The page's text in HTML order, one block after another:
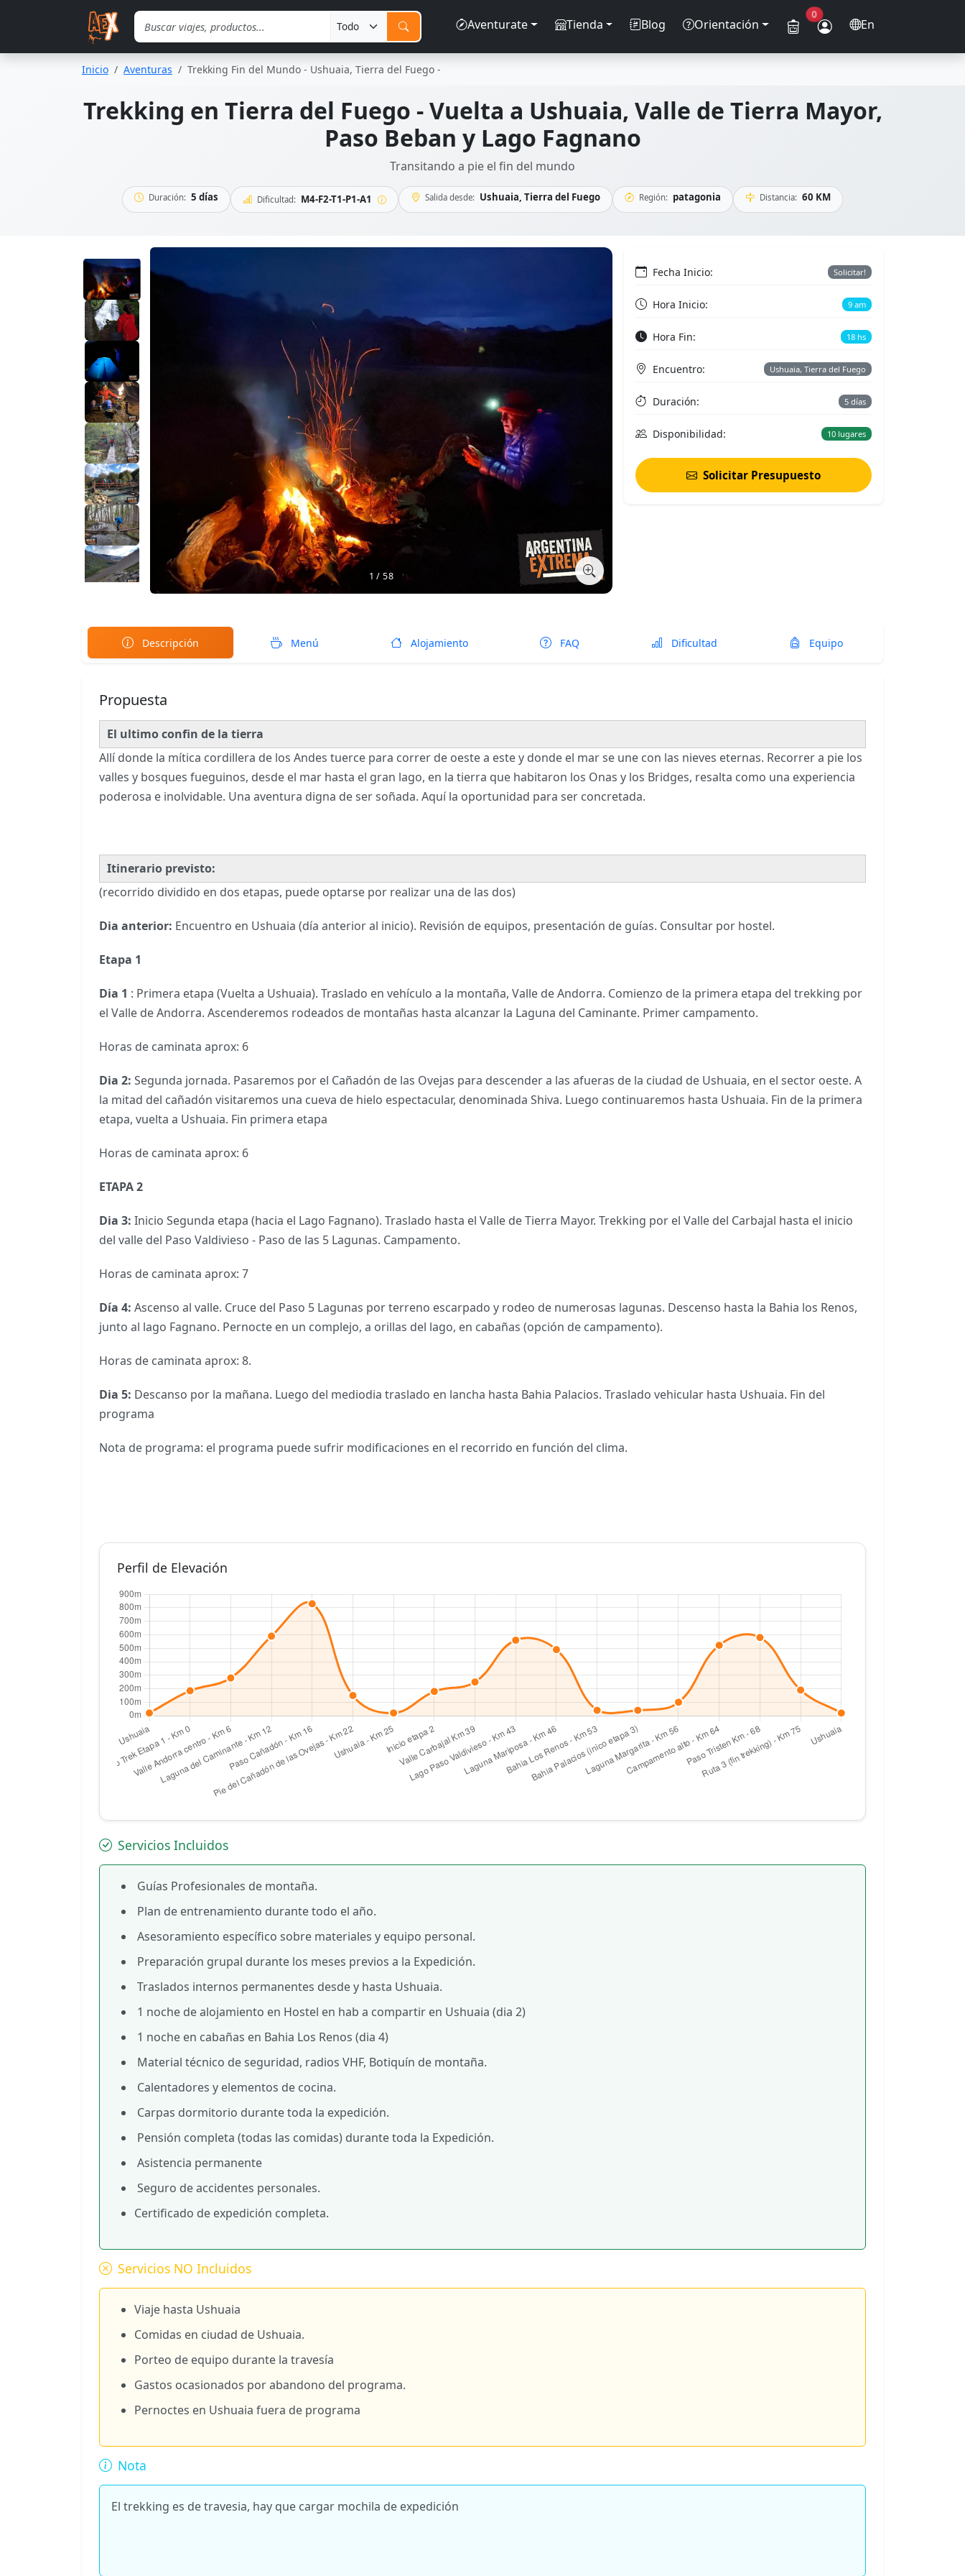
Saltar al contenido principal
Aventurate
Tienda Blog Orientación
0
En
Inicio Aventuras Trekking Fin del Mundo - Ushuaia, Tierra del Fuego -
Trekking en Tierra del Fuego - Vuelta a Ushuaia, Valle de Tierra Mayor,
Paso Beban y Lago Fagnano
Transitando a pie el fin del mundo
Duración: 5 días Dificultad: M4-F2-T1-P1-A1 Salida desde: Ushuaia, Tierra del Fuego Región: patagonia Distancia: 60 KM
1 / 58
Fecha Inicio: Solicitar!
Hora Inicio: 9 am
Hora Fin: 18 hs
Encuentro: Ushuaia, Tierra del Fuego
Duración: 5 días
Disponibilidad: 10 lugares
Solicitar Presupuesto
Descripción Menú Alojamiento FAQ Dificultad Equipo
Propuesta
El ultimo confin de la tierra
Allí donde la mítica cordillera de los Andes tuerce para correr de oeste a este y donde el mar se une con las nieves eternas. Recorrer a pie los
valles y bosques fueguinos, desde el mar hasta el gran lago, en la tierra que habitaron los Onas y los Bridges, resalta como una experiencia
poderosa e inolvidable. Una aventura digna de ser soñada. Aquí la oportunidad para ser concretada.
Itinerario previsto:
(recorrido dividido en dos etapas, puede optarse por realizar una de las dos)
Dia anterior: Encuentro en Ushuaia (día anterior al inicio). Revisión de equipos, presentación de guías. Consultar por hostel.
Etapa 1
Dia 1 : Primera etapa (Vuelta a Ushuaia). Traslado en vehículo a la montaña, Valle de Andorra. Comienzo de la primera etapa del trekking por
el Valle de Andorra. Ascenderemos rodeados de montañas hasta alcanzar la Laguna del Caminante. Primer campamento.
Horas de caminata aprox: 6
Dia 2: Segunda jornada. Pasaremos por el Cañadón de las Ovejas para descender a las afueras de la ciudad de Ushuaia, en el sector oeste. A
la mitad del cañadón visitaremos una cueva de hielo espectacular, denominada Shiva. Luego continuaremos hasta Ushuaia. Fin de la primera
etapa, vuelta a Ushuaia. Fin primera etapa
Horas de caminata aprox: 6
ETAPA 2
Dia 3: Inicio Segunda etapa (hacia el Lago Fagnano). Traslado hasta el Valle de Tierra Mayor. Trekking por el Valle del Carbajal hasta el inicio
del valle del Paso Valdivieso - Paso de las 5 Lagunas. Campamento.
Horas de caminata aprox: 7
Día 4: Ascenso al valle. Cruce del Paso 5 Lagunas por terreno escarpado y rodeo de numerosas lagunas. Descenso hasta la Bahia los Renos,
junto al lago Fagnano. Pernocte en un complejo, a orillas del lago, en cabañas (opción de campamento).
Horas de caminata aprox: 8.
Dia 5: Descanso por la mañana. Luego del mediodia traslado en lancha hasta Bahia Palacios. Traslado vehicular hasta Ushuaia. Fin del
programa
Nota de programa: el programa puede sufrir modificaciones en el recorrido en función del clima.
Perfil de Elevación
Servicios Incluidos
Guías Profesionales de montaña.
Plan de entrenamiento durante todo el año.
Asesoramiento específico sobre materiales y equipo personal.
Preparación grupal durante los meses previos a la Expedición.
Traslados internos permanentes desde y hasta Ushuaia.
1 noche de alojamiento en Hostel en hab a compartir en Ushuaia (dia 2)
1 noche en cabañas en Bahia Los Renos (dia 4)
Material técnico de seguridad, radios VHF, Botiquín de montaña.
Calentadores y elementos de cocina.
Carpas dormitorio durante toda la expedición.
Pensión completa (todas las comidas) durante toda la Expedición.
Asistencia permanente
Seguro de accidentes personales.
Certificado de expedición completa.
Servicios NO Incluidos
Viaje hasta Ushuaia
Comidas en ciudad de Ushuaia.
Porteo de equipo durante la travesía
Gastos ocasionados por abandono del programa.
Pernoctes en Ushuaia fuera de programa
Nota
El trekking es de travesia, hay que cargar mochila de expedición